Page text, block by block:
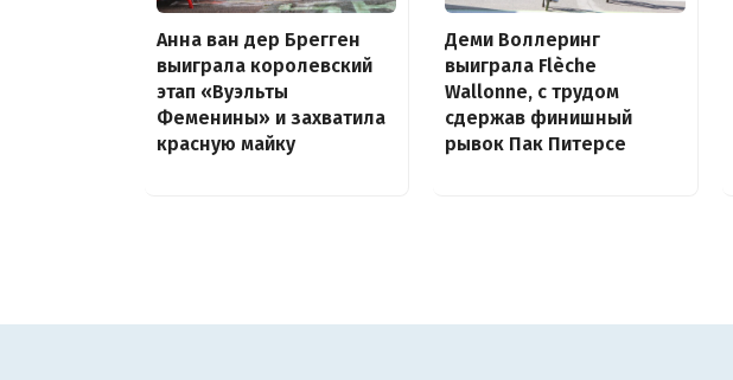
Анна ван дер Брегген
выиграла королевский
этап «Вуэльты
Феменины» и захватила
красную майку
Деми Воллеринг
выиграла Flèche
Wallonne, с трудом
сдержав финишный
рывок Пак Питерсе